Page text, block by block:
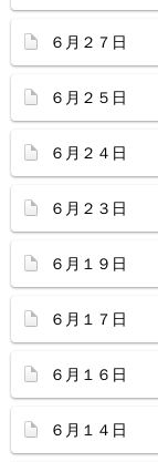
６月２７日
６月２５日
６月２４日
６月２３日
６月１９日
６月１７日
６月１６日
６月１４日